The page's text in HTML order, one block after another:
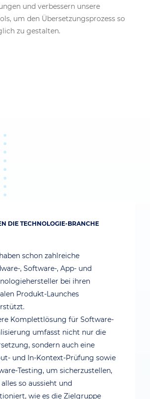
und verbessern unsere
um den Übersetzungsprozess so
zu gestalten.
DIE TECHNOLOGIE-BRANCHE
schon zahlreiche
, Software-, App- und
bei ihren
Produkt-Launches
Komplettlösung für Software-
umfasst nicht nur die
sondern auch eine
und In-Kontext-Prüfung sowie
Testing, um sicherzustellen,
alles so aussieht und
wie es die Zielgruppe